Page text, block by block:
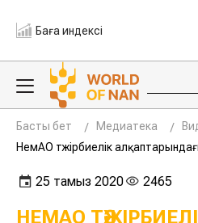
Баға индексі
Басты бет Медиатека
НемАО тәжірбиелік
25 тамыз 2020 2465
НЕМАО